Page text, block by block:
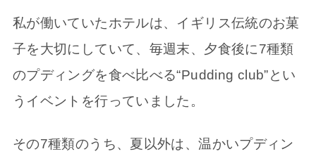
私が働いていたホテルは、イギリス伝統のお菓
子を大切にしていて、毎週末、夕食後に7種類
のプディングを食べ比べる“Pudding club”とい
うイベントを行っていました。
その7種類のうち、夏以外は、温かいプディン